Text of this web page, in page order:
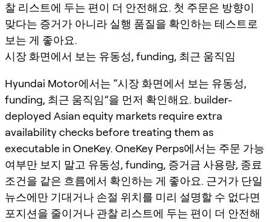
찰 리스트에 두는 편이 더 안전해요. 첫 주문은 방향이
맞다는 증거가 아니라 실행 품질을 확인하는 테스트로
보는 게 좋아요.
시장 화면에서 보는 유동성, funding, 최근 움직임
Hyundai Motor에서는 “시장 화면에서 보는 유동성,
funding, 최근 움직임”을 먼저 확인해요. builder-
deployed Asian equity markets require extra
availability checks before treating them as
executable in OneKey. OneKey Perps에서는 주문 가능
여부만 보지 말고 유동성, funding, 증거금 사용량, 종료
조건을 같은 흐름에서 확인하는 게 좋아요. 근거가 단일
뉴스에만 기대거나 손절 위치를 미리 설명할 수 없다면
포지션을 줄이거나 관찰 리스트에 두는 편이 더 안전해